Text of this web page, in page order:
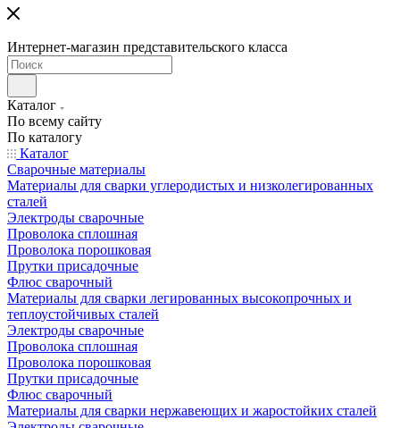
Интернет-магазин представительского класса
Каталог
По всему сайту
По каталогу
Каталог
Сварочные материалы
Материалы для сварки углеродистых и низколегированных
сталей
Электроды сварочные
Проволока сплошная
Проволока порошковая
Прутки присадочные
Флюс сварочный
Материалы для сварки легированных высокопрочных и
теплоустойчивых сталей
Электроды сварочные
Проволока сплошная
Проволока порошковая
Прутки присадочные
Флюс сварочный
Материалы для сварки нержавеющих и жаростойких сталей